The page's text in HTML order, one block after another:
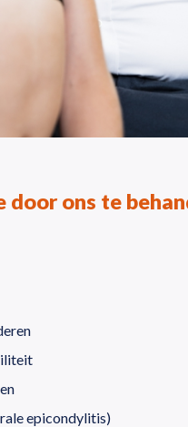
door ons te
epicondylitis)